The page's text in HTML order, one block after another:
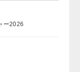
ー2026